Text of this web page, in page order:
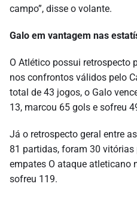
campo”, disse o volante.
Galo em vantagem nas
O Atlético possui retrospecto
nos confrontos válidos pelo
total de 43 jogos, o Galo
13, marcou 65 gols e sofreu
Já o retrospecto geral entre
81 partidas, foram 30 vitórias
empates O ataque atleticano
sofreu 119.